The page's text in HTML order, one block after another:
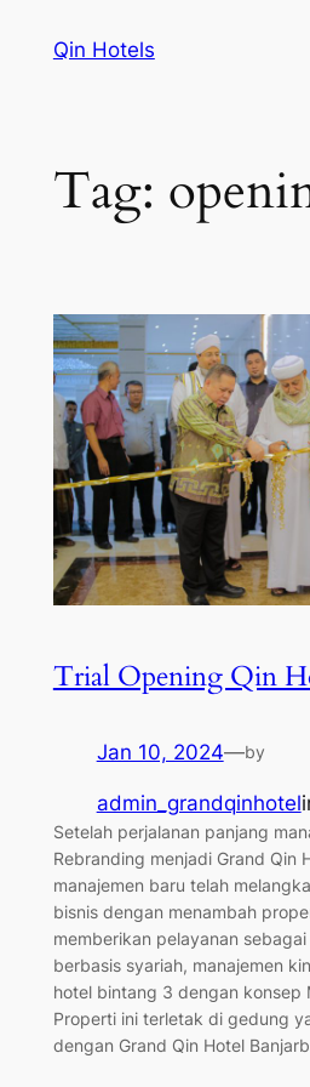
Qin Hotels
Tag:
Trial Opening Qin
Jan 10, 2024—by
admin_grandqinhotel
Setelah perjalanan panjang
Rebranding menjadi Grand Qin
manajemen baru telah
bisnis dengan menambah
memberikan pelayanan
berbasis syariah, manajemen
hotel bintang 3 dengan konsep
Properti ini terletak di gedung
dengan Grand Qin Hotel